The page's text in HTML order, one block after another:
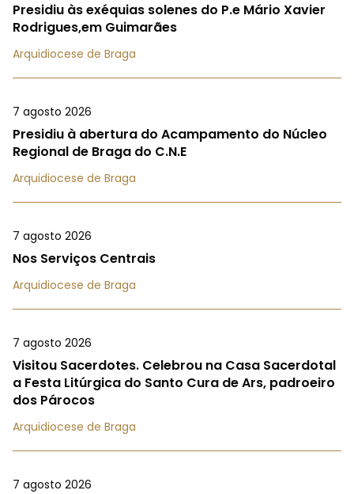
Presidiu às exéquias solenes do P.e Mário Xavier
Rodrigues,em Guimarães
Arquidiocese de Braga
7 agosto 2026
Presidiu à abertura do Acampamento do Núcleo
Regional de Braga do C.N.E
Arquidiocese de Braga
7 agosto 2026
Nos Serviços Centrais
Arquidiocese de Braga
7 agosto 2026
Visitou Sacerdotes. Celebrou na Casa Sacerdotal
a Festa Litúrgica do Santo Cura de Ars, padroeiro
dos Párocos
Arquidiocese de Braga
7 agosto 2026